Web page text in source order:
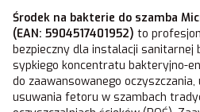
Środek na bakterie do szamba
(EAN: 5904517401952) to
bezpieczny dla instalacji
sypkiego koncentratu bakteryjno-
do zaawansowanego oczyszczania,
usuwania fetoru w szambach